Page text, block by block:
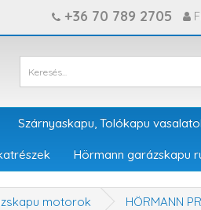
+36 70 789 2705
Szárnyaskapu, Tolókapu
Hörmann garázskapu
motorok HÖRMANN